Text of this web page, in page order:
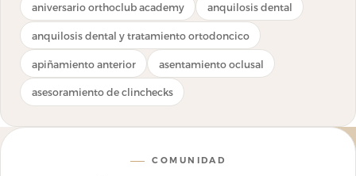
aniversario orthoclub academy anquilosis dental
anquilosis dental y tratamiento ortodoncico
apiñamiento anterior asentamiento oclusal
asesoramiento de clinchecks
COMUNIDAD